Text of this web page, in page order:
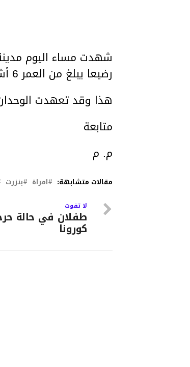
شهدت مساء اليوم
رضيعا يبلغ من العمر 6 أشهر.
هذا وقد تعهدت
متابعة
م. م
مقالات متشابهة: امراة بنزرت
لا تفوت
طفلان في حالة
كورونا